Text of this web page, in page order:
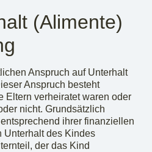
(Alimente)
Anspruch auf Unterhalt
Anspruch besteht
Eltern verheiratet waren oder
nicht. Grundsätzlich
ihrer finanziellen
Unterhalt des Kindes
der das Kind